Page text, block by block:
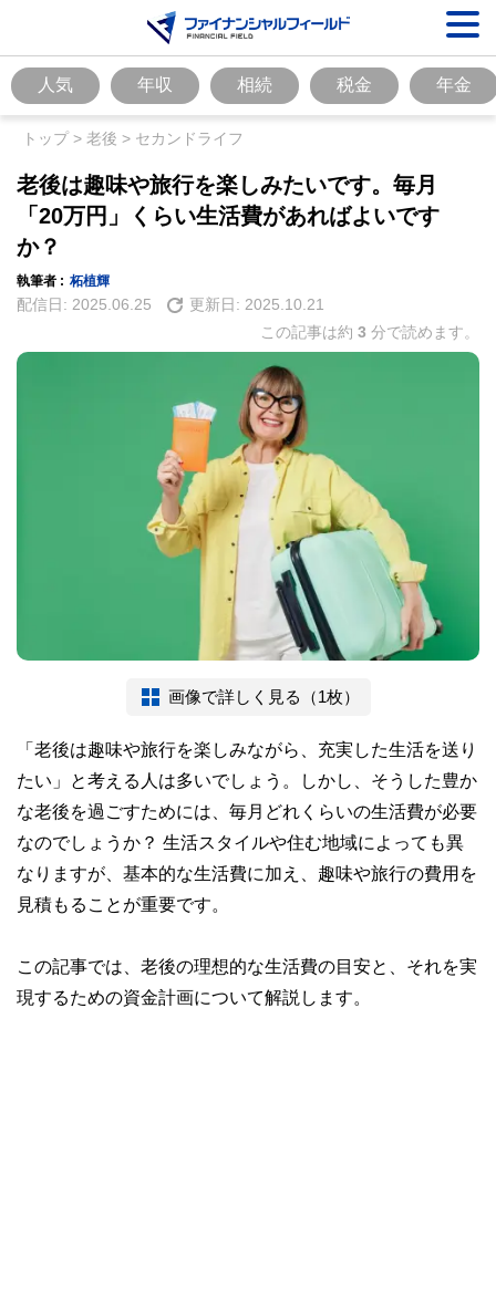
人気 年収 相続 税金 年金
トップ> 老後 > セカンドライフ
老後は趣味や旅行を楽しみたいです。毎月
「20万円」くらい生活費があればよいです
か？
執筆者 : 柘植輝
配信日: 2025.06.25 更新日: 2025.10.21
この記事は約 3 分で読めます。
画像で詳しく見る（1枚）
「老後は趣味や旅行を楽しみながら、充実した生活を送り
たい」と考える人は多いでしょう。しかし、そうした豊か
な老後を過ごすためには、毎月どれくらいの生活費が必要
なのでしょうか？ 生活スタイルや住む地域によっても異
なりますが、基本的な生活費に加え、趣味や旅行の費用を
見積もることが重要です。
この記事では、老後の理想的な生活費の目安と、それを実
現するための資金計画について解説します。